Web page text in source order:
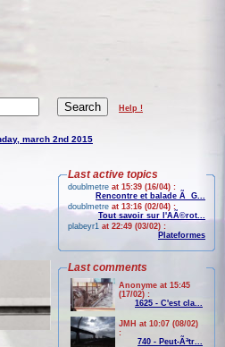
Help !
march 2nd 2015
Last active topics
doublmetre at 15:39 (16/04) :
Rencontre et balade Ã G...
doublmetre at 13:16 (02/04) :
Tout savoir sur l'AÃ©rot...
plabeyr1 at 22:49 (03/02) :
Plateformes
Last comments
Anonyme at 15:45
(17/02) :
1625 - C'est cla...
JMH at 10:07 (08/02)
:
740 - Peut-Ãªtr...